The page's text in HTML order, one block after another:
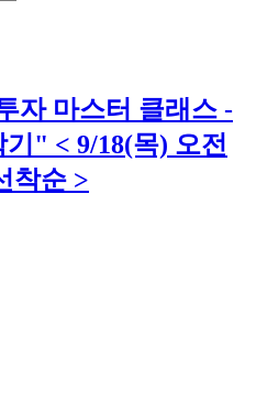
자 마스터 클래스 -
" < 9/18(목) 오전
착순 >